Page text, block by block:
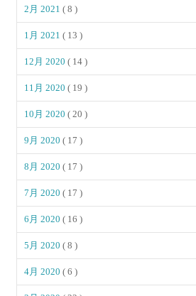
2月 2021( 8 )
1月 2021( 13 )
12月 2020( 14 )
11月 2020( 19 )
10月 2020( 20 )
9月 2020( 17 )
8月 2020( 17 )
7月 2020( 17 )
6月 2020( 16 )
5月 2020( 8 )
4月 2020( 6 )